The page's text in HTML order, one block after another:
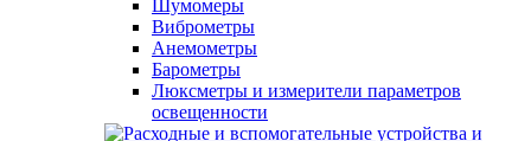
Шумомеры
Виброметры
Анемометры
Барометры
Люксметры и измерители параметров
освещенности